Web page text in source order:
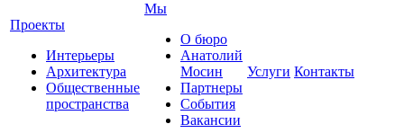
Проекты
Интерьеры
Архитектура
Общественные
пространства
Мы
О бюро
Анатолий
Мосин
Партнеры
События
Вакансии
Услуги Контакты